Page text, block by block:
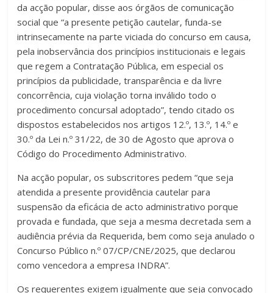
da acção popular, disse aos órgãos de comunicação
social que “a presente petição cautelar, funda-se
intrinsecamente na parte viciada do concurso em causa,
pela inobservância dos princípios institucionais e legais
que regem a Contratação Pública, em especial os
princípios da publicidade, transparência e da livre
concorrência, cuja violação torna inválido todo o
procedimento concursal adoptado”, tendo citado os
dispostos estabelecidos nos artigos 12.º, 13.º, 14.º e
30.º da Lei n.º 31/22, de 30 de Agosto que aprova o
Código do Procedimento Administrativo.
Na acção popular, os subscritores pedem “que seja
atendida a presente providência cautelar para
suspensão da eficácia de acto administrativo porque
provada e fundada, que seja a mesma decretada sem a
audiência prévia da Requerida, bem como seja anulado o
Concurso Público n.º 07/CP/CNE/2025, que declarou
como vencedora a empresa INDRA”.
Os requerentes exigem igualmente que seja convocado